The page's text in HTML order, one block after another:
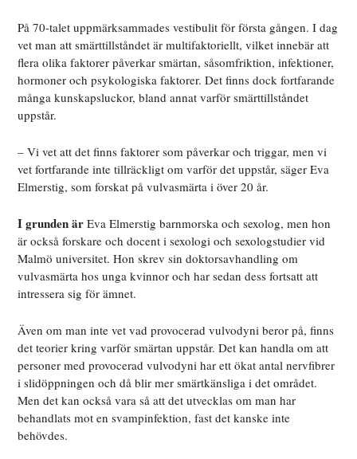
På 70-talet uppmärksammadesvestibulitför första gången. I dag
vet man att smärttillståndet är multifaktoriellt, vilket innebär att
flera olika faktorer påverkar smärtan, såsomfriktion, infektioner,
hormoner och psykologiska faktorer. Det finns dock fortfarande
många kunskapsluckor, bland annat varför smärttillståndet
uppstår.
– Vi vet att det finns faktorer som påverkar och triggar, men vi
vet fortfarande inte tillräckligt om varför det uppstår, säger Eva
Elmerstig, som forskat på vulvasmärta i över 20 år.
I grunden ärEva Elmerstig barnmorska och sexolog, men hon
är också forskare och docent i sexologi och sexologstudier vid
Malmö universitet. Hon skrev sin doktorsavhandling om
vulvasmärta hos unga kvinnor och har sedan dess fortsatt att
intressera sig för ämnet.
Även om maninte vet vad provocerad vulvodyni beror på, finns
det teorier kring varför smärtan uppstår. Det kan handla om att
personer med provocerad vulvodyni har ett ökat antal nervfibrer
i slidöppningen och då blir mer smärtkänsliga i det området.
Men det kan också vara så att det utvecklas om man har
behandlats mot en svampinfektion, fast det kanske inte
behövdes.